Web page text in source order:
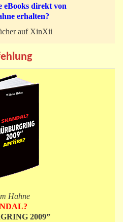
eBooks direkt von
erhalten?
Hahne
2009”